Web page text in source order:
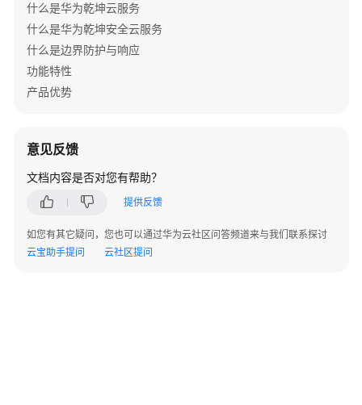
置
VPN
互
联
Easy-
Branch
分
什么是华为乾坤云服务
什么是华为乾坤安全云服务
什么是边界防护与响应
功能特性
产品优势
意见反馈
文档内容是否对您有帮助？
提供反馈
如您有其它疑问，您也可以通过华为云社区问答频道来与我们联系探讨
云宝助手提问
云社区提问